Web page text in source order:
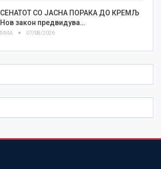
СЕНАТОТ СО ЈАСНА ПОРАКА ДО КРЕМЉ
Нов закон предвидува…
МИА 07/08/2026